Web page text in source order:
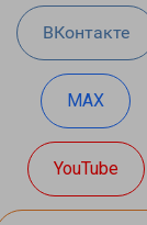
ВКонтакте
MAX
YouTube